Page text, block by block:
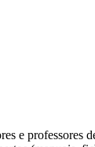
e professores